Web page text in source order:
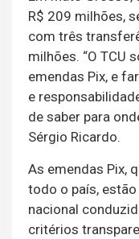
R$ 209 milhões,
com três
milhões. “O TCU
emendas Pix, e
e
de saber para
Sérgio Ricardo.
As emendas Pix,
todo o país,
nacional
critérios